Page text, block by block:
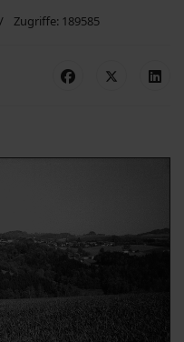
Zugriffe: 189585